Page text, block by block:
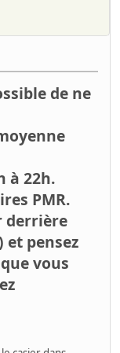
de ne
à 22h.
PMR.
derrière
pensez
vous